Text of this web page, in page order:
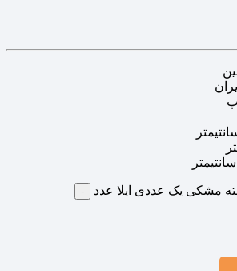
ایران
مشکی یک عددی ایلا عدد -